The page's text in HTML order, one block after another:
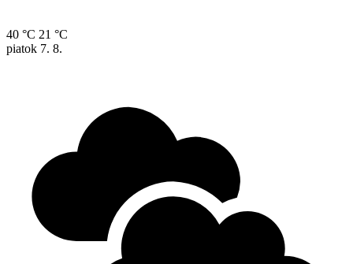
40 °C 21 °C
piatok 7. 8.